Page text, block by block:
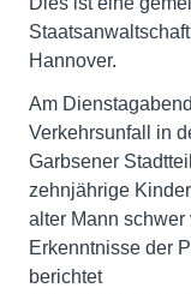
Hannover.
Am
Verkehrsunfall in
Garbsener
zehnjährige
alter Mann
Erkenntnisse der
berichtet